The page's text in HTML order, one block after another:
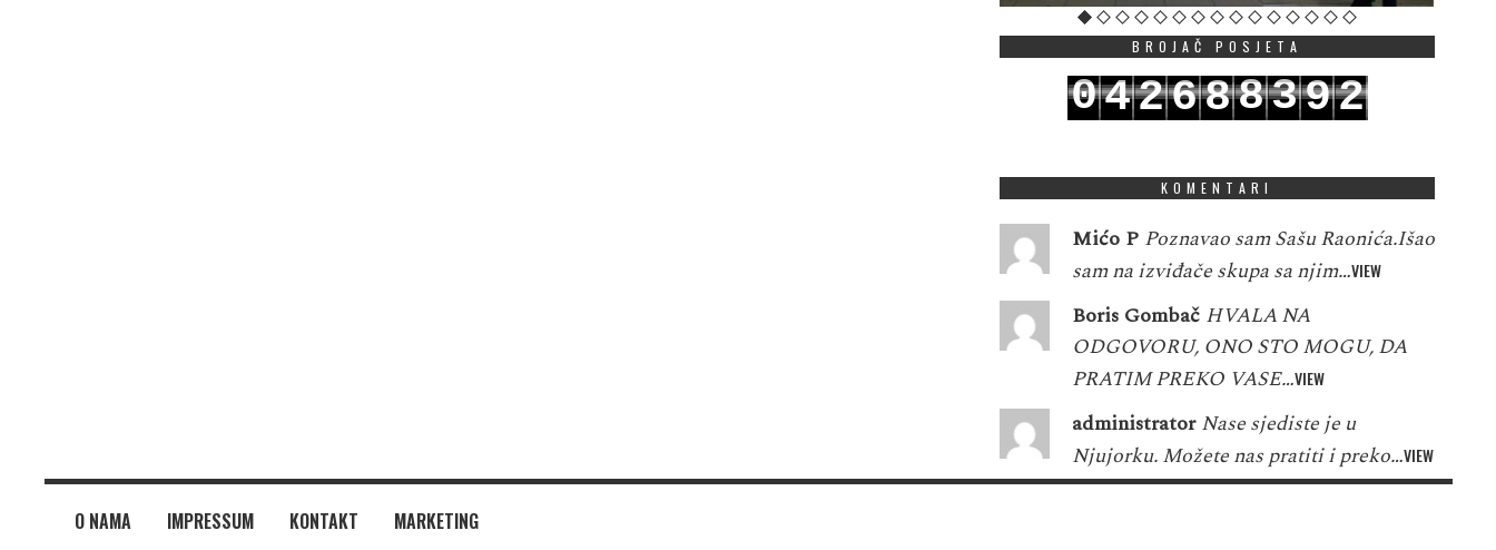
BROJAČ POSJETA
042688392
KOMENTARI
Mićo P Poznavao sam Sašu Raonića.Išao
sam na izviđače skupa sa njim…VIEW
Boris Gombač HVALA NA
ODGOVORU, ONO STO MOGU, DA
PRATIM PREKO VASE…VIEW
administrator Nase sjediste je u
Njujorku. Možete nas pratiti i preko…VIEW
O NAMA IMPRESSUM KONTAKT MARKETING